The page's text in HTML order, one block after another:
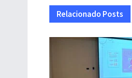
Relacionado Posts